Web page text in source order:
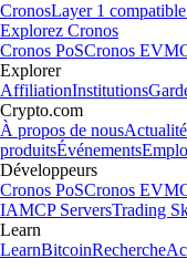
CronosLayer 1
Explorez Cronos
Cronos PoSCronos EVM
Explorer
AffiliationInstitutions
Crypto.com
À propos de nous
produitsÉvénements
Développeurs
Cronos PoSCronos EVM
IAMCP ServersTrading
Learn
LearnBitcoinRecherche